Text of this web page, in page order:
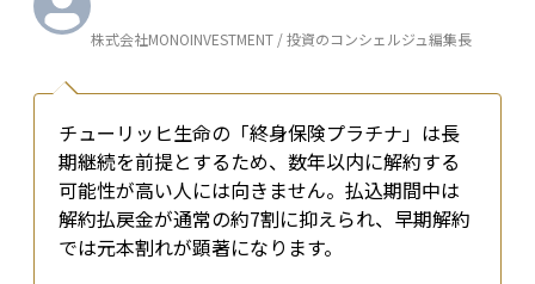
株式会社MONOINVESTMENT / 投資のコンシェルジュ編集長
チューリッヒ生命の「終身保険プラチナ」は長
期継続を前提とするため、数年以内に解約する
可能性が高い人には向きません。払込期間中は
解約払戻金が通常の約7割に抑えられ、早期解約
では元本割れが顕著になります。